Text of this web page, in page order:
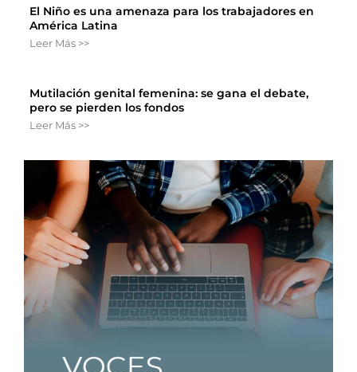
El Niño es una amenaza para los trabajadores en
América Latina
Leer Más >>
Mutilación genital femenina: se gana el debate,
pero se pierden los fondos
Leer Más >>